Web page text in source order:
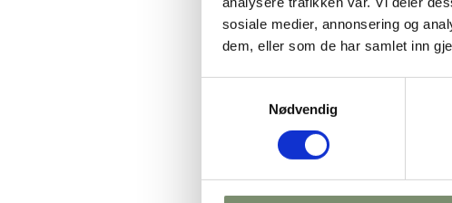
sosiale medier, annonsering og
dem, eller som de har samlet inn
Nødvendig